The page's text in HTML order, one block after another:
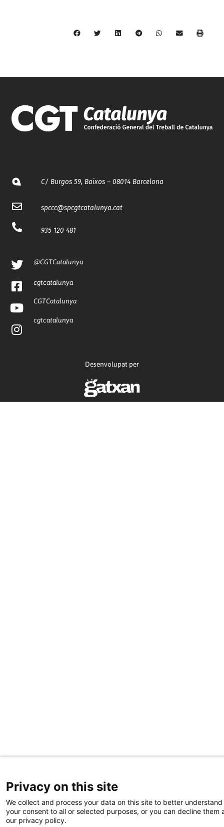
C/ Burgos 59, Baixos – 08014 Barcelona
spccc@spcgtcatalunya.cat
935 120 481
@CGTCatalunya
cgtcatalunya
CGTCatalunya
cgtcatalunya
Desenvolupat per
Privacy on this site
We collect and process your data on this site to better
your consent to all or selected purposes, or you can decline them
our privacy policy.